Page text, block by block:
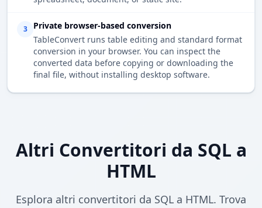
3
Private browser-based conversion
TableConvert runs table editing and standard format
conversion in your browser. You can inspect the
converted data before copying or downloading the
final file, without installing desktop software.
Altri Convertitori da SQL a
HTML
Esplora altri convertitori da SQL a HTML. Trova